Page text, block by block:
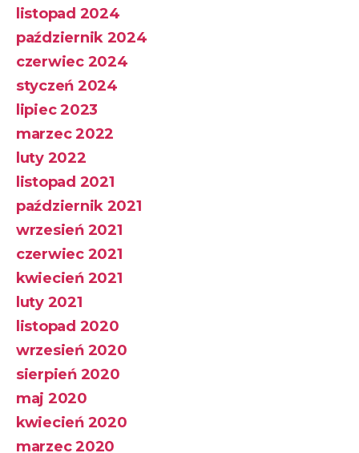
listopad 2024
październik 2024
czerwiec 2024
styczeń 2024
lipiec 2023
marzec 2022
luty 2022
listopad 2021
październik 2021
wrzesień 2021
czerwiec 2021
kwiecień 2021
luty 2021
listopad 2020
wrzesień 2020
sierpień 2020
maj 2020
kwiecień 2020
marzec 2020